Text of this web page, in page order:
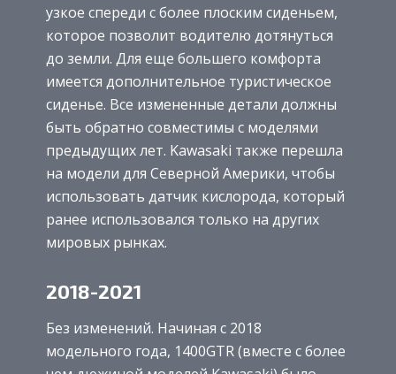
узкое спереди с более плоским сиденьем,
которое позволит водителю дотянуться
до земли. Для еще большего комфорта
имеется дополнительное туристическое
сиденье. Все измененные детали должны
быть обратно совместимы с моделями
предыдущих лет. Kawasaki также перешла
на модели для Северной Америки, чтобы
использовать датчик кислорода, который
ранее использовался только на других
мировых рынках.
2018-2021
Без изменений. Начиная с 2018
модельного года, 1400GTR (вместе с более